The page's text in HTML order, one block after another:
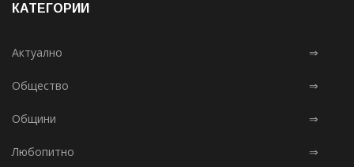
КАТЕГОРИИ
Актуално ⇒
Общество ⇒
Общини ⇒
Любопитно ⇒